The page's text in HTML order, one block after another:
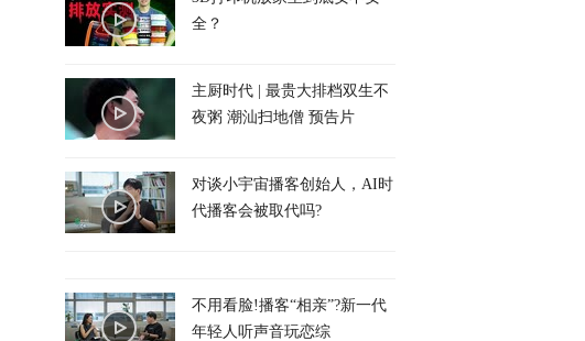
全？
主厨时代 | 最贵大排档双生不
夜粥 潮汕扫地僧 预告片
对谈小宇宙播客创始人，AI时
代播客会被取代吗?
不用看脸!播客“相亲”?新一代
年轻人听声音玩恋综